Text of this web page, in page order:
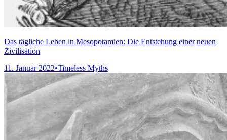
Das tägliche Leben in Mesopotamien: Die Entstehung einer neuen
Zivilisation
11. Januar 2022•Timeless Myths